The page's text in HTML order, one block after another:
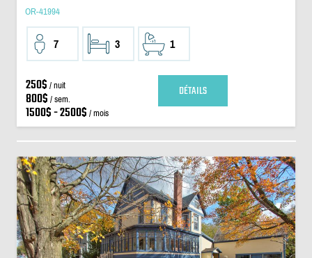
OR-41994
7 3 1
250$ / nuit
800$ / sem.
1500$ - 2500$ / mois
DÉTAILS